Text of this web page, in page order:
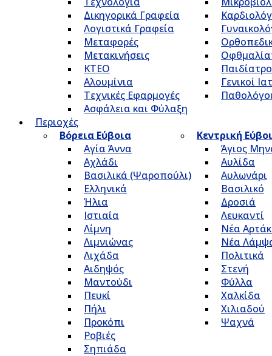
Δικηγορικά Γραφεία
Λογιστικά Γραφεία
Μεταφορές
Μετακινήσεις
ΚΤΕΟ
Αλουμίνια
Τεχνικές Εφαρμογές
Ασφάλεια και Φύλαξη
Γενικοί
Περιοχές
Βόρεια Εύβοια
Αγία Άννα
Αχλάδι
Βασιλικά (Ψαροπούλι)
Ελληνικά
Ήλια
Ιστιαία
Λίμνη
Λιμνιώνας
Λιχάδα
Αιδηψός
Μαντούδι
Πευκί
Πήλι
Προκόπι
Ροβιές
Σηπιάδα
Κεντρική
Άγιος
Αυλίδα
Αυλωνάρι
Βασιλικό
Δροσιά
Λευκαντί
Νέα
Νέα
Πολιτικά
Στενή
Φύλλα
Χαλκίδα
Χιλιαδού
Ψαχνά